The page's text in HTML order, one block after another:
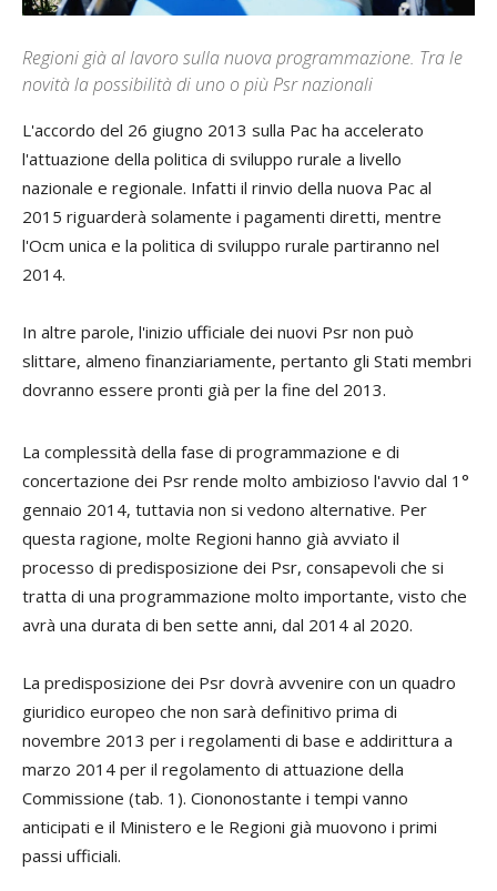
Regioni già al lavoro sulla nuova programmazione. Tra le
novità la possibilità di uno o più Psr nazionali
L'accordo del 26 giugno 2013 sulla Pac ha accelerato
l'attuazione della politica di sviluppo rurale a livello
nazionale e regionale. Infatti il rinvio della nuova Pac al
2015 riguarderà solamente i pagamenti diretti, mentre
l'Ocm unica e la politica di sviluppo rurale partiranno nel
2014.
In altre parole, l'inizio ufficiale dei nuovi Psr non può
slittare, almeno finanziariamente, pertanto gli Stati membri
dovranno essere pronti già per la fine del 2013.
La complessità della fase di programmazione e di
concertazione dei Psr rende molto ambizioso l'avvio dal 1°
gennaio 2014, tuttavia non si vedono alternative. Per
questa ragione, molte Regioni hanno già avviato il
processo di predisposizione dei Psr, consapevoli che si
tratta di una programmazione molto importante, visto che
avrà una durata di ben sette anni, dal 2014 al 2020.
La predisposizione dei Psr dovrà avvenire con un quadro
giuridico europeo che non sarà definitivo prima di
novembre 2013 per i regolamenti di base e addirittura a
marzo 2014 per il regolamento di attuazione della
Commissione (tab. 1). Ciononostante i tempi vanno
anticipati e il Ministero e le Regioni già muovono i primi
passi ufficiali.